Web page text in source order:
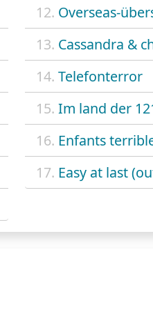
12. Overseas-
13. Cassandra &
14. Telefonterror
15. Im land der
16. Enfants
17. Easy at last